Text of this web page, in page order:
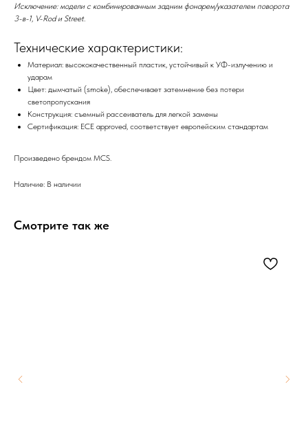
Исключение: модели с комбинированным задним фонарем/указателем поворота
3-в-1, V-Rod и Street.
Технические характеристики:
Материал: высококачественный пластик, устойчивый к УФ-излучению и
ударам
Цвет: дымчатый (smoke), обеспечивает затемнение без потери
светопропускания
Конструкция: съемный рассеиватель для легкой замены
Сертификация: ECE approved, соответствует европейским стандартам
Произведено брендом MCS.
Наличие: В наличии
Смотрите так же